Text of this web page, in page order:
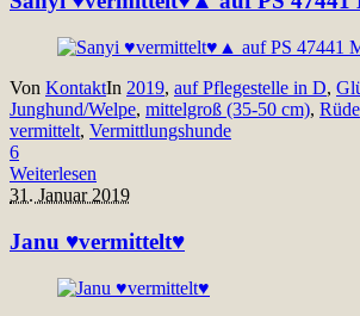
Von KontaktIn 2019, auf Pflegestelle in D,
Junghund/Welpe, mittelgroß (35-50 cm), Rüde
vermittelt, Vermittlungshunde
6
Weiterlesen
31. Januar 2019
Janu ♥vermittelt♥